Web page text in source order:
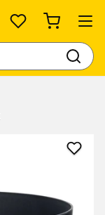
Suosikit
Lisää